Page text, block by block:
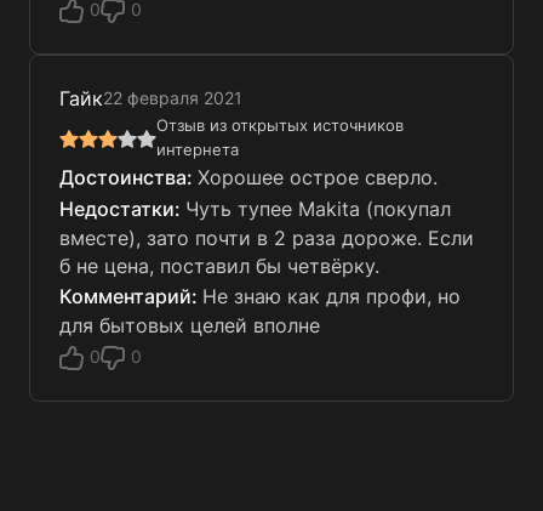
0 0
Гайк22 февраля 2021
Отзыв из открытых источников
интернета
Хорошее острое сверло.
Чуть тупее Makita (покупал
вместе), зато почти в 2 раза дороже. Если
б не цена, поставил бы четвёрку.
Не знаю как для профи, но
для бытовых целей вполне
0 0